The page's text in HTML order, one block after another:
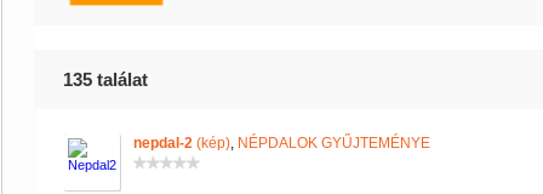
135 találat
nepdal-2 (kép), NÉPDALOK GYŰJTEMÉNYE